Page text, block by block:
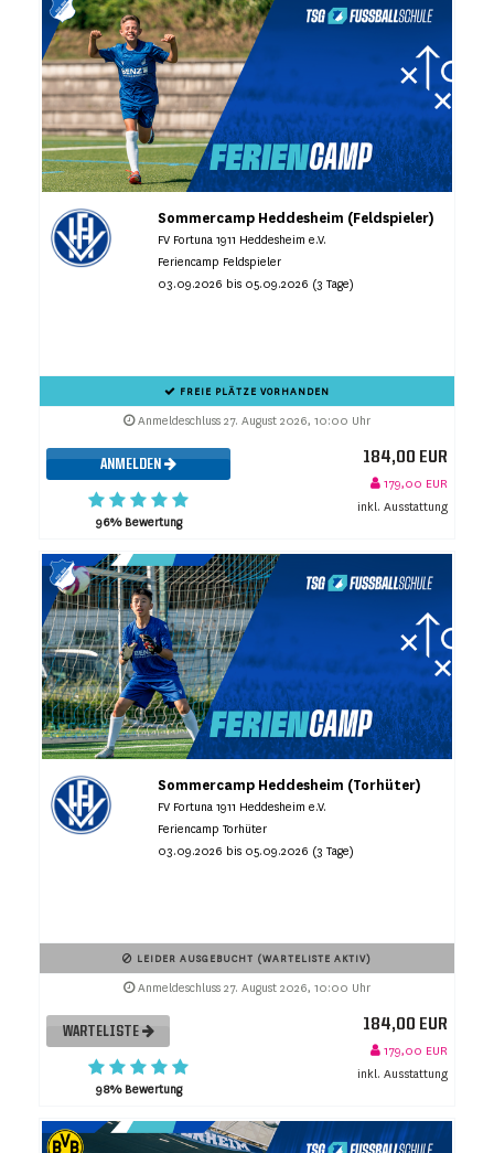
Sommercamp Heddesheim (Feldspieler)
FV Fortuna 1911 Heddesheim e.V.
Feriencamp Feldspieler
03.09.2026 bis 05.09.2026 (3 Tage)
FREIE PLÄTZE VORHANDEN
Anmeldeschluss 27. August 2026, 10:00 Uhr
ANMELDEN
96% Bewertung
184,00 EUR
179,00 EUR
inkl. Ausstattung
Sommercamp Heddesheim (Torhüter)
FV Fortuna 1911 Heddesheim e.V.
Feriencamp Torhüter
03.09.2026 bis 05.09.2026 (3 Tage)
LEIDER AUSGEBUCHT (WARTELISTE AKTIV)
Anmeldeschluss 27. August 2026, 10:00 Uhr
WARTELISTE
98% Bewertung
184,00 EUR
179,00 EUR
inkl. Ausstattung